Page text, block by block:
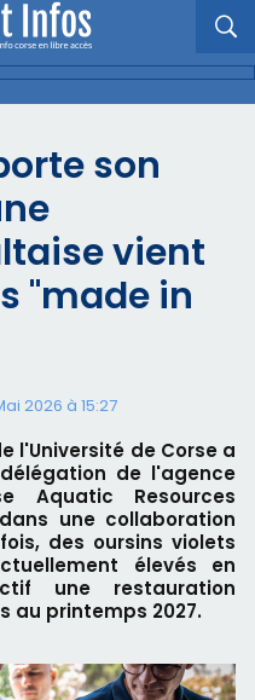
son
vient
"made in
2026 à 15:27
l'Université de Corse a
de l'agence
Aquatic Resources
une collaboration
des oursins violets
élevés en
une restauration
au printemps 2027.